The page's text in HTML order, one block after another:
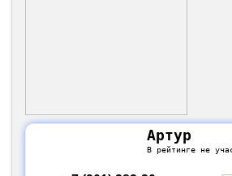
Артур
В рейтинге не